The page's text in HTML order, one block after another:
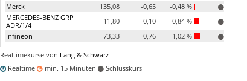
Merck
135,08 -0,65
-0,48 %
MERCEDES-BENZ GRP
ADR/1/4
11,80 -0,10
-0,84 %
Infineon
73,33 -0,76 -1,02 %
Realtimekurse von Lang & Schwarz
Realtime
min. 15 Minuten Schlusskurs